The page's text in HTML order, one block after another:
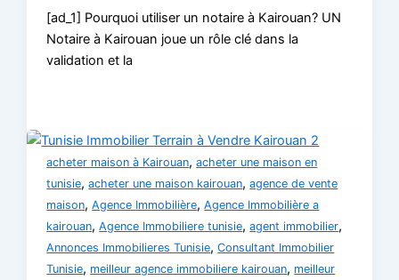
[ad_1] Pourquoi utiliser un notaire à Kairouan? UN
Notaire à Kairouan joue un rôle clé dans la
validation et la
acheter maison à Kairouan,acheter une maison en
tunisie,acheter une maison kairouan,agence de vente
maison,Agence Immobilière,Agence Immobilière a
kairouan,Agence Immobiliere tunisie,agent immobilier,
Annonces Immobilieres Tunisie,Consultant Immobilier
Tunisie, meilleur agence immobiliere kairouan, meilleur